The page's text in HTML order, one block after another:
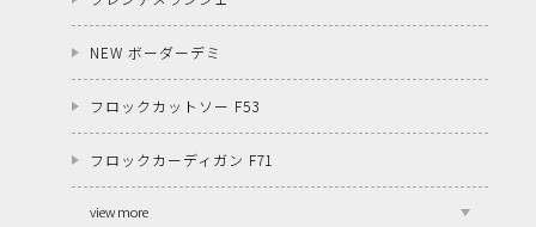
NEW ボーダーデミ
フロックカットソー F53
フロックカーディガン F71
view more